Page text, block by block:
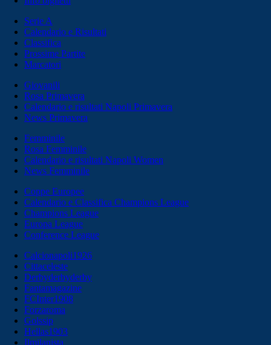
Serie A
Calendario e Risultati
Classifica
Prossime Partite
Marcatori
Giovanili
Rosa Primavera
Calendario e risultati Napoli Primavera
News Primavera
Femminile
Rosa Femminile
Calendario e risultati Napoli Women
News Femminile
Coppe Europee
Calendario e Classifica Champions League
Champions League
Europa League
Conference League
Calcionapoli1926
Cittaceleste
Derbyderbyderby
Fantamagazine
FCInter1908
Forzaroma
Golssip
Hellas1903
Ilmilanista